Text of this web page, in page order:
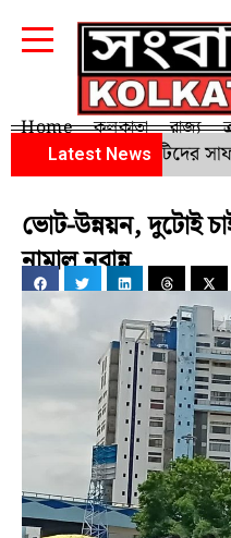
Home কলকাতা রাজ্য
Latest News
জমি কেনা, গুজরাটিদের
ভোট-উন্নয়ন, দুটোই
নামাল নবান্ন